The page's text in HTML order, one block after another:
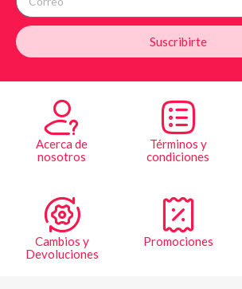
Suscribirte
Acerca de
nosotros
Términos y
condiciones
Cambios y
Devoluciones
Promociones